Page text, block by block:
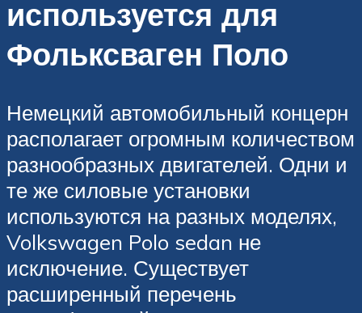
используется для
Фольксваген Поло
Немецкий автомобильный концерн
располагает огромным количеством
разнообразных двигателей. Одни и
те же силовые установки
используются на разных моделях,
Volkswagen Polo sedan не
исключение. Существует
расширенный перечень